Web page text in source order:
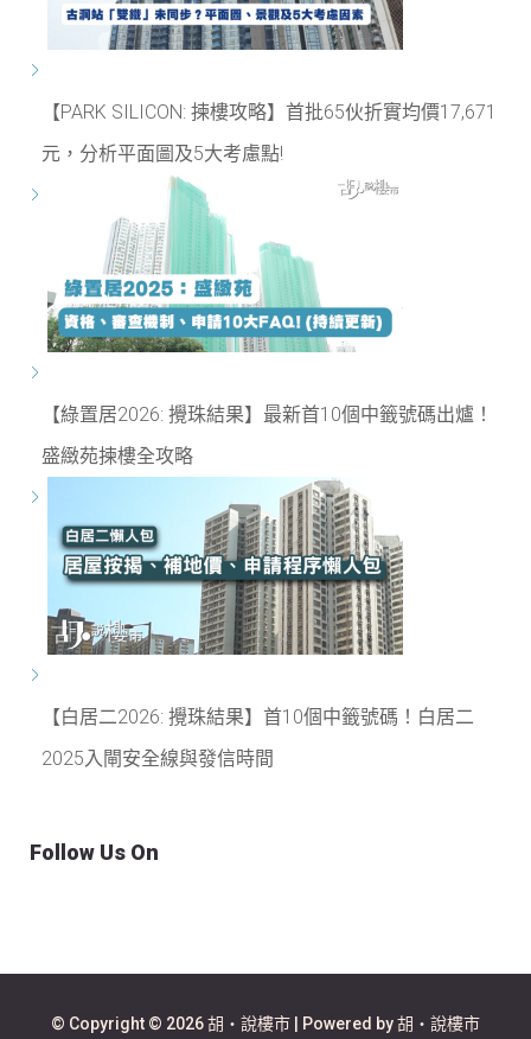
【PARK SILICON: 揀樓攻略】首批65伙折實均價17,671
元，分析平面圖及5大考慮點!
【綠置居2026: 攪珠結果】最新首10個中籤號碼出爐！
盛緻苑揀樓全攻略
【白居二2026: 攪珠結果】首10個中籤號碼！白居二
2025入閘安全線與發信時間
Follow Us On
© Copyright © 2026 胡‧說樓市 | Powered by 胡‧說樓市